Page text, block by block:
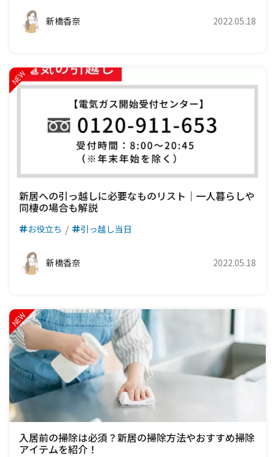
新橋香奈 2022.05.18
新居への引っ越しに必要なものリスト｜一人暮らしや
同棲の場合も解説
お役立ち 引っ越し当日
新橋香奈 2022.05.18
入居前の掃除は必須？新居の掃除方法やおすすめ掃除
アイテムを紹介！